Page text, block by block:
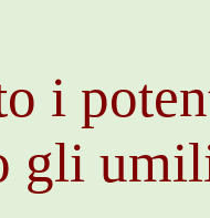
i
gli